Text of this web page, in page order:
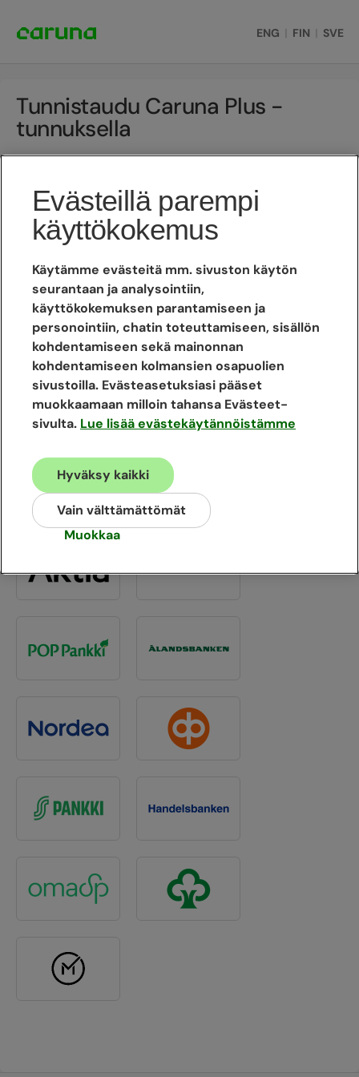
ENG FIN SVE
Tunnistaudu Caruna Plus -
tunnuksella
Salasana
Kirjaudu
Luo Caruna Plus -tunnus
TAI
Henkilön tunnistautuminen
Voit tunnistautua myös yrityksen edustajana,
jos sinulla on jo yrityksen Caruna Plus -
tunnus.
Evästeillä parempi
käyttökokemus
Käytämme evästeitä mm. sivuston käytön
seurantaan ja analysointiin,
käyttökokemuksen parantamiseen ja
personointiin, chatin toteuttamiseen, sisällön
kohdentamiseen sekä mainonnan
kohdentamiseen kolmansien osapuolien
sivustoilla. Evästeasetuksiasi pääset
muokkaamaan milloin tahansa Evästeet-
sivulta. Lue lisää evästekäytännöistämme
Vain välttämättömät
Hyväksy kaikki
Muokkaa